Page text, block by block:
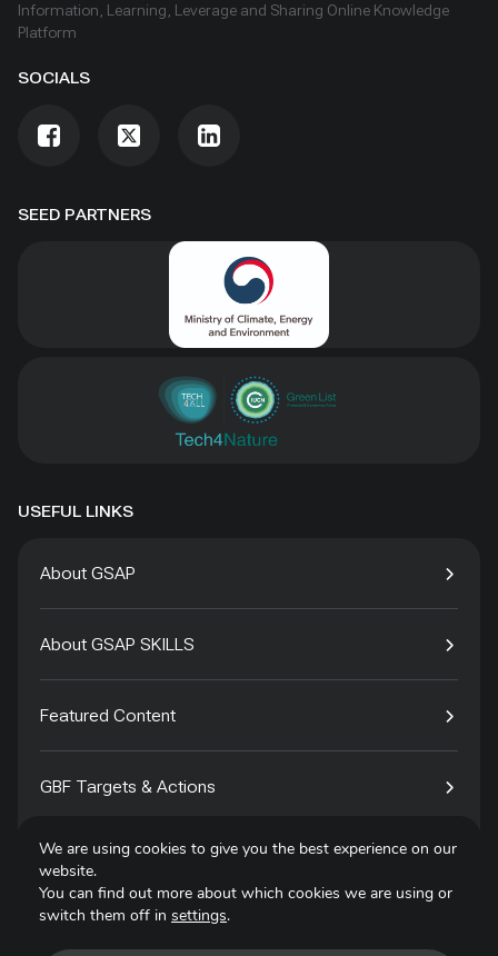
SEED PARTNERS
Information, Learning, Leverage and Sharing Online Knowledge
Platform
SOCIALS
USEFUL LINKS
About GSAP
About GSAP SKILLS
Featured Content
GBF Targets & Actions
Tech4Species
We are using cookies to give you the best experience on our
website.
You can find out more about which cookies we are using or
switch them off in settings.